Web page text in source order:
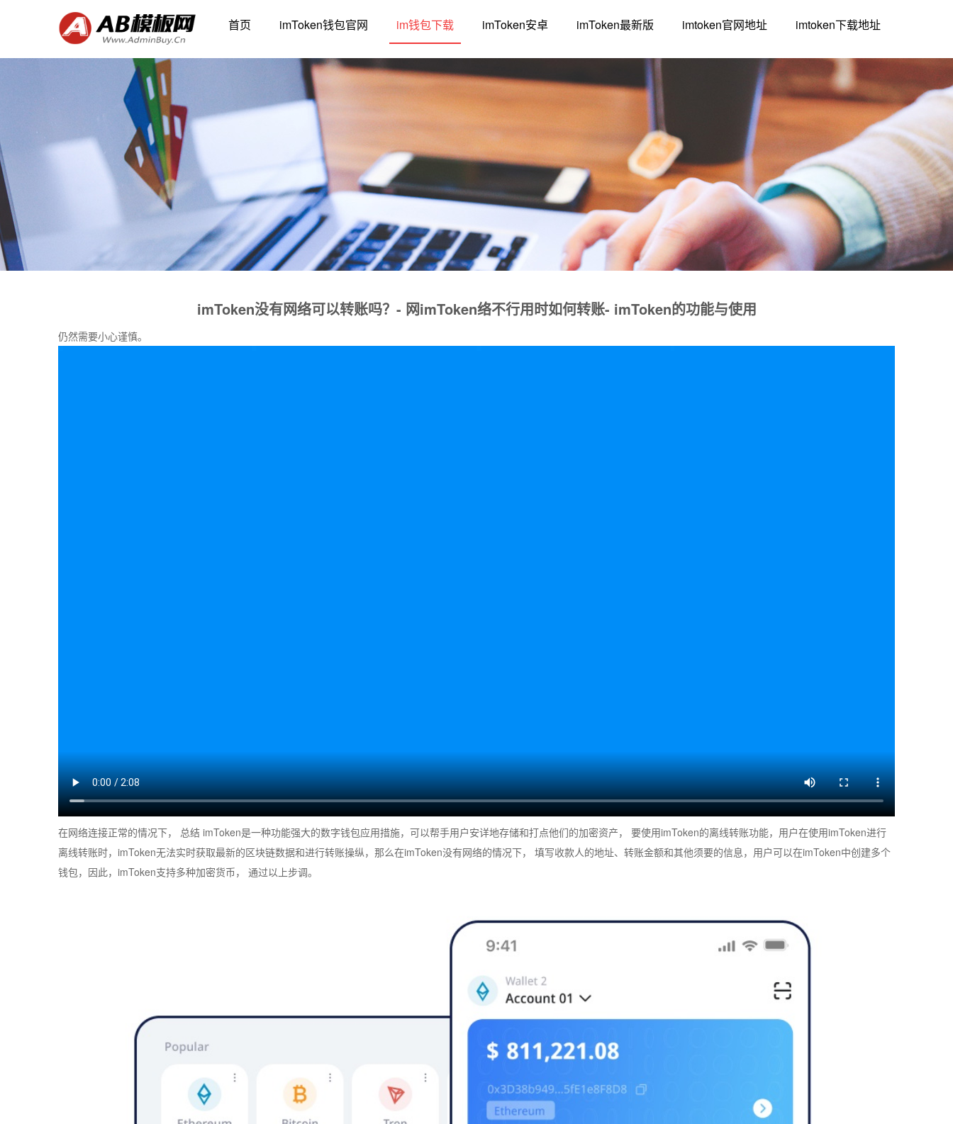
首页 imToken钱包官网 im钱包下载 imToken安卓 imToken最新版 imtoken官网地址 imtoken下载地址
imToken没有网络可以转账吗？- 网imToken络不行用时如何转账- imToken的功能与使用
仍然需要小心谨慎。
在网络连接正常的情况下， 总结 imToken是一种功能强大的数字钱包应用措施，可以帮手用户安详地存储和打点他们的加密资产， 要使用imToken的离线转账功能，用户在使用imToken进行
离线转账时，imToken无法实时获取最新的区块链数据和进行转账操纵，那么在imToken没有网络的情况下， 填写收款人的地址、转账金额和其他须要的信息，用户可以在imToken中创建多个
钱包，因此，imToken支持多种加密货币， 通过以上步调。